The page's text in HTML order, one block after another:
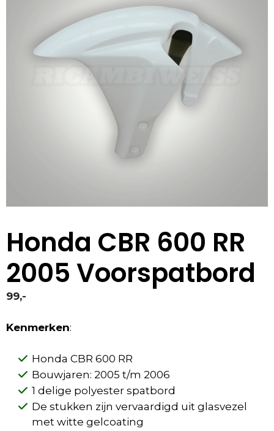
Honda CBR 600 RR
2005 Voorspatbord
99,-
Kenmerken:
Honda CBR 600 RR
Bouwjaren: 2005 t/m 2006
1 delige polyester spatbord
De stukken zijn vervaardigd uit glasvezel
met witte gelcoating